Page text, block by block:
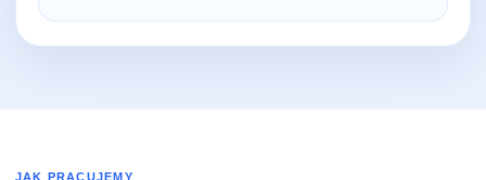
JAK PRACUJEMY